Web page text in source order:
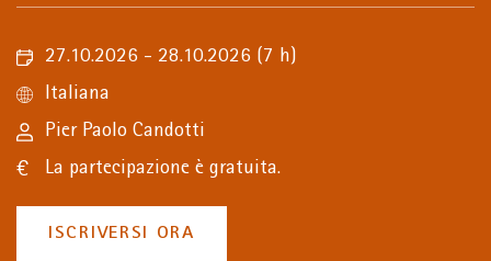
27.10.2026 - 28.10.2026 (7 h)
Italiana
Pier Paolo Candotti
La partecipazione è gratuita.
ISCRIVERSI ORA